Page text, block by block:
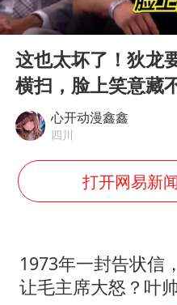
情侣
白
《欢
郑丽
茅台
酒店
Play
00:00
这也太坏了！狄龙
横扫，脸上笑意藏
心开动漫鑫鑫
四川
打开网易新
1973年一封告状信
让毛主席大怒？叶